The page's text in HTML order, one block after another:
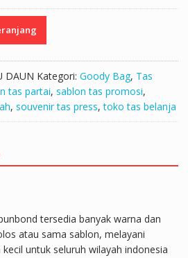
DAUN Kategori: Goody Bag, Tas
tas partai, sablon tas promosi,
, souvenir tas press,toko tas belanja
tersedia banyak warna dan
atau sama sablon, melayani
untuk seluruh wilayah indonesia